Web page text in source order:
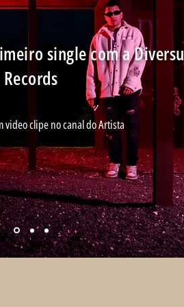
single com a
Records
video clipe no canal do Artista